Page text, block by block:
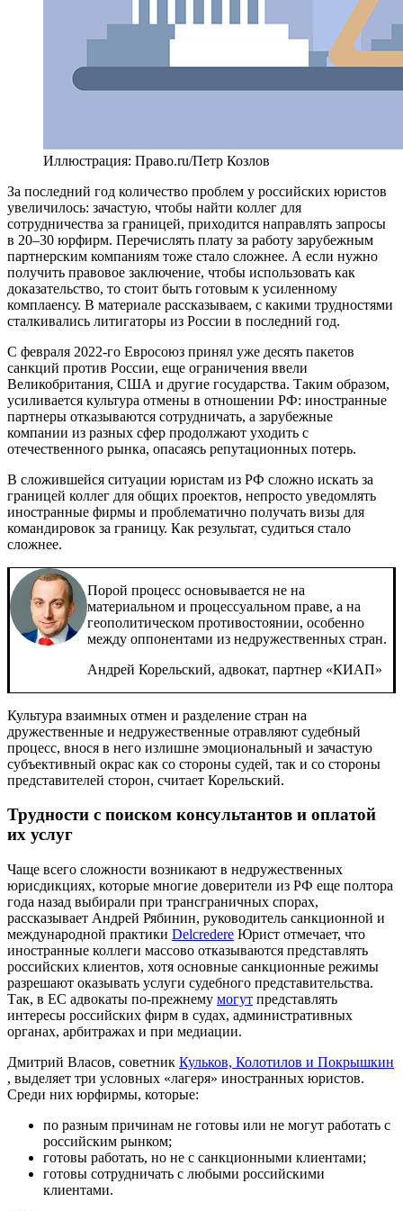
Иллюстрация: Право.ru/Петр Козлов
За последний год количество проблем у российских юристов
увеличилось: зачастую, чтобы найти коллег для
сотрудничества за границей, приходится направлять запросы
в 20–30 юрфирм. Перечислять плату за работу зарубежным
партнерским компаниям тоже стало сложнее. А если нужно
получить правовое заключение, чтобы использовать как
доказательство, то стоит быть готовым к усиленному
комплаенсу. В материале рассказываем, с какими трудностями
сталкивались литигаторы из России в последний год.
С февраля 2022-го Евросоюз принял уже десять пакетов
санкций против России, еще ограничения ввели
Великобритания, США и другие государства. Таким образом,
усиливается культура отмены в отношении РФ: иностранные
партнеры отказываются сотрудничать, а зарубежные
компании из разных сфер продолжают уходить с
отечественного рынка, опасаясь репутационных потерь.
В сложившейся ситуации юристам из РФ сложно искать за
границей коллег для общих проектов, непросто уведомлять
иностранные фирмы и проблематично получать визы для
командировок за границу. Как результат, судиться стало
сложнее.
Порой процесс основывается не на
материальном и процессуальном праве, а на
геополитическом противостоянии, особенно
между оппонентами из недружественных стран.
Андрей Корельский, адвокат, партнер «КИАП»
Культура взаимных отмен и разделение стран на
дружественные и недружественные отравляют судебный
процесс, внося в него излишне эмоциональный и зачастую
субъективный окрас как со стороны судей, так и со стороны
представителей сторон, считает Корельский.
Трудности с поиском консультантов и оплатой
их услуг
Чаще всего сложности возникают в недружественных
юрисдикциях, которые многие доверители из РФ еще полтора
года назад выбирали при трансграничных спорах,
рассказывает Андрей Рябинин, руководитель санкционной и
международной практики Delcredere Юрист отмечает, что
иностранные коллеги массово отказываются представлять
российских клиентов, хотя основные санкционные режимы
разрешают оказывать услуги судебного представительства.
Так, в ЕС адвокаты по-прежнему могут представлять
интересы российских фирм в судах, административных
органах, арбитражах и при медиации.
Дмитрий Власов, советник Кульков, Колотилов и Покрышкин
, выделяет три условных «лагеря» иностранных юристов.
Среди них юрфирмы, которые:
по разным причинам не готовы или не могут работать с
российским рынком;
готовы работать, но не с санкционными клиентами;
готовы сотрудничать с любыми российскими
клиентами.